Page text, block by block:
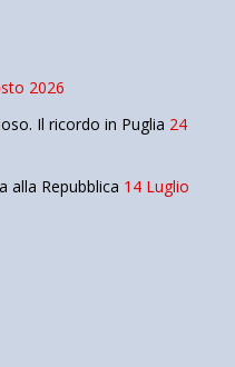
2026
Il ricordo in Puglia 24
alla Repubblica 14 Luglio